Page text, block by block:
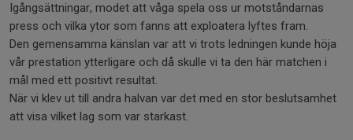
Igångsättningar, modet att våga spela oss ur motståndarnas
press och vilka ytor som fanns att exploatera lyftes fram.
Den gemensamma känslan var att vi trots ledningen kunde höja
vår prestation ytterligare och då skulle vi ta den här matchen i
mål med ett positivt resultat.
När vi klev ut till andra halvan var det med en stor beslutsamhet
att visa vilket lag som var starkast.